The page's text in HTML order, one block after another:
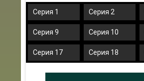
Серия 1 Серия 2
Серия 9 Серия 10
Серия 17 Серия 18